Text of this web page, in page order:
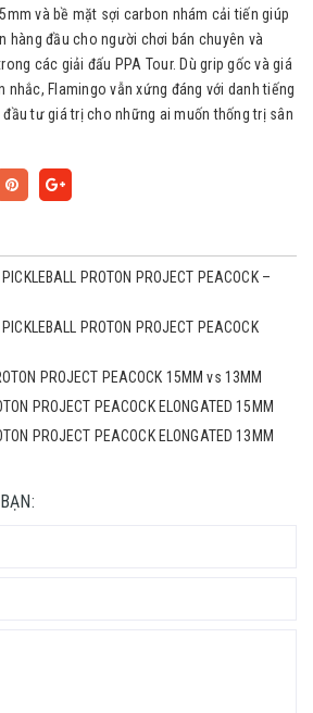
và bề mặt sợi carbon nhám cải tiến giúp
hàng đầu cho người chơi bán chuyên và
các giải đấu PPA Tour. Dù grip gốc và giá
nhắc, Flamingo vẫn xứng đáng với danh tiếng
đầu tư giá trị cho những ai muốn thống trị sân
PROTON PROJECT PEACOCK –
PROTON PROJECT PEACOCK
PROJECT PEACOCK 15MM vs 13MM
PROJECT PEACOCK ELONGATED 15MM
PROJECT PEACOCK ELONGATED 13MM